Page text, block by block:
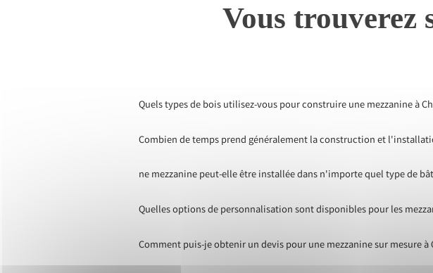
Vous trouverez
Quels types de bois utilisez-vous pour construire une mezzanine à
Combien de temps prend généralement la construction et
ne mezzanine peut-elle être installée dans n'importe quel type de
Quelles options de personnalisation sont disponibles pour les
Comment puis-je obtenir un devis pour une mezzanine sur mesure à